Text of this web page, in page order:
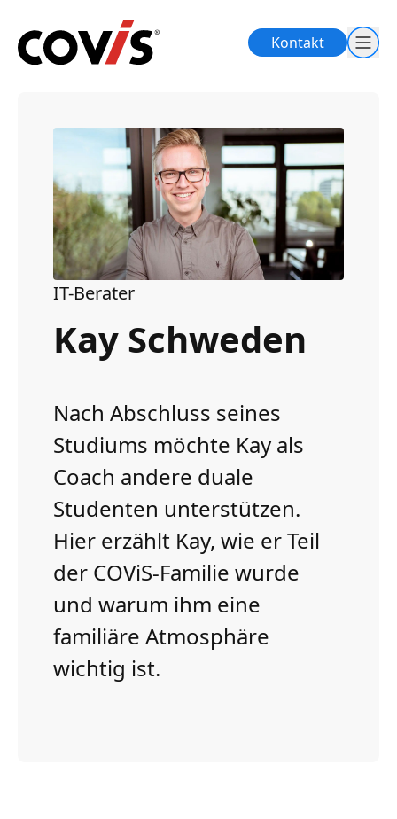
Kontakt
IT-Berater
Kay Schweden
Nach Abschluss seines
Studiums möchte Kay als
Coach andere duale
Studenten unterstützen.
Hier erzählt Kay, wie er Teil
der COViS-Familie wurde
und warum ihm eine
familiäre Atmosphäre
wichtig ist.